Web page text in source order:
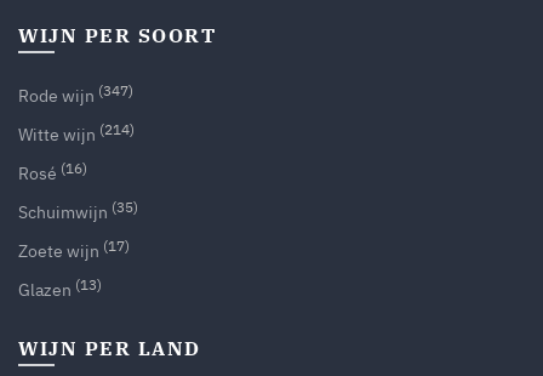
WIJN PER SOORT
Rode wijn (347)
Witte wijn (214)
Rosé (16)
Schuimwijn (35)
Zoete wijn (17)
Glazen (13)
WIJN PER LAND